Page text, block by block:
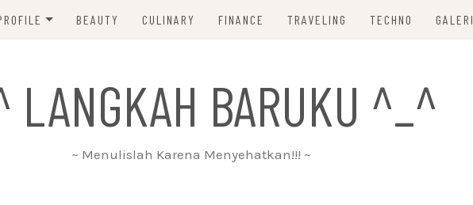
DISCLAIMER
PRIVACY POLICY
BEAUTY CULINARY FINANCE TRAVELING TECHNO GALERI
LANGKAH BARUKU ^_^
~ Menulislah Karena Menyehatkan!!! ~